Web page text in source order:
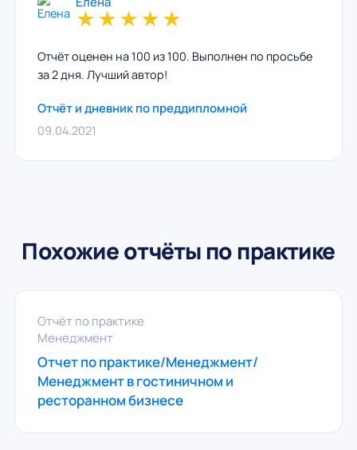
★★★★★
Отчёт оценен на 100 из 100. Выполнен по просьбе
за 2 дня. Лучший автор!
Отчёт и дневник по преддипломной
09.04.2021
Похожие отчёты по практике
Отчёт по практике
Менеджмент
Отчет по практике/Менеджмент/
Менеджмент в гостиничном и
ресторанном бизнесе